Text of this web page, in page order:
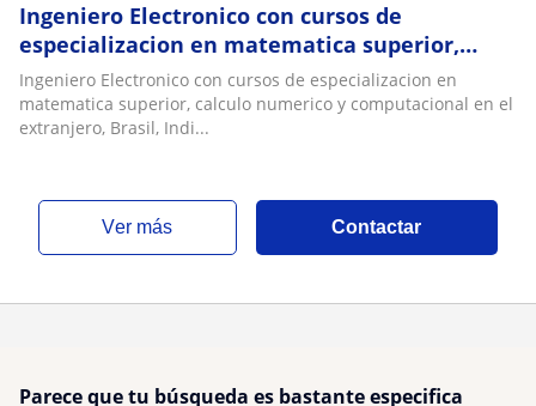
Ingeniero Electronico con cursos de
especializacion en matematica superior,
calculo numerico y computacional en en
extranjero, Brasil, India. Docente de
Educación Superior e Investigador Estadistico
Ingeniero Electronico con cursos de especializacion en
matematica superior, calculo numerico y computacional en el
extranjero, Brasil, Indi...
ver más Contactar
Parece que tu búsqueda es bastante especifica